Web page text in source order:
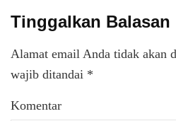
Tinggalkan Balasan
Alamat email Anda tidak akan
wajib ditandai *
Komentar